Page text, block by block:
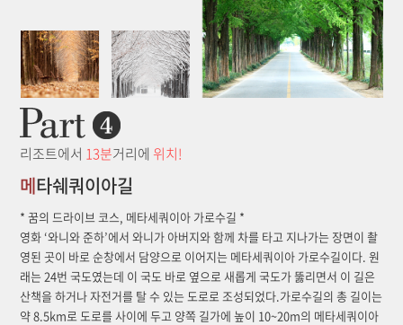
리조트에서 13분거리에 위치!
메타쉐쿼이아길
* 꿈의 드라이브 코스, 메타세쿼이아 가로수길 *
영화 ‘와니와 준하’에서 와니가 아버지와 함께 차를 타고 지나가는 장면이 촬
영된 곳이 바로 순창에서 담양으로 이어지는 메타세쿼이아 가로수길이다. 원
래는 24번 국도였는데 이 국도 바로 옆으로 새롭게 국도가 뚫리면서 이 길은
산책을 하거나 자전거를 탈 수 있는 도로로 조성되었다.가로수길의 총 길이는
약 8.5km로 도로를 사이에 두고 양쪽 길가에 높이 10~20m의 메타세쿼이아